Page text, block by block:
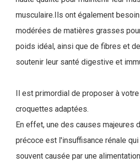
musculaire.Ils ont également
modérées de matières grasses
poids idéal, ainsi que de fibres et
soutenir leur santé digestive et
Il est primordial de proposer à
croquettes adaptées.
En effet, une des causes majeures
précoce est l'insuffisance rénale
souvent causée par une